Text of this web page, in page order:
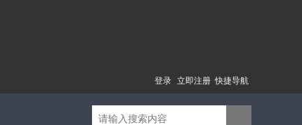
快捷导航
登录 立即注册